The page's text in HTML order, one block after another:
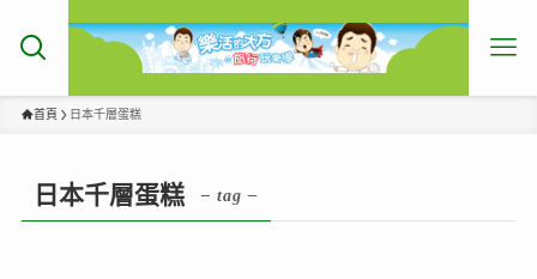
首頁 日本千層蛋糕
日本千層蛋糕 – tag –